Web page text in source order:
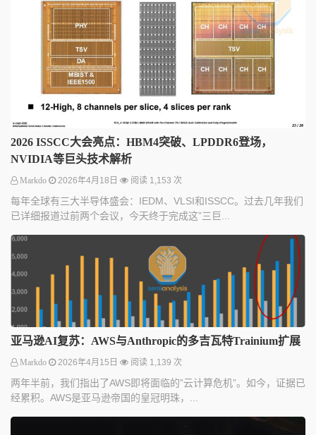
2026 ISSCC大会亮点：HBM4突破、LPDDR6登场，
NVIDIA等巨头技术解析
Markdo 2026年4月18日 阅读 1,153 次
每年全球有三大半导体盛会：IEDM、VLSI和ISSCC。过去几年我们
已详细报道过前两个会议，今天终于完成这”三巨...
亚马逊AI复苏：AWS与Anthropic的多吉瓦特Trainium扩展
Markdo 2026年4月15日 阅读 1,139 次
两年半前，我们指出了AWS即将面临的”云计算危机”。如今，证据已
经累积。AWS是亚马逊帝国的皇冠明珠，...